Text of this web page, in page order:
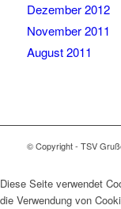
Dezember 2012
November 2011
August 2011
© Copyright - TSV
Diese Seite verwendet
die Verwendung von